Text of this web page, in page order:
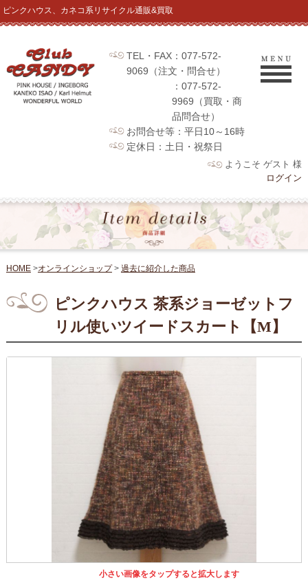
ピンクハウス、カネコ系リサイクル通販&買取
TEL・FAX：077-572-
9069（注文・問合せ）
：077-572-
9969（買取・商
品問合せ）
お問合せ等：平日10～16時
定休日：土日・祝祭日
ようこそ ゲスト 様
ログイン
HOME>オンラインショップ> 過去に紹介した商品
ピンクハウス 茶系ジョーゼットフ
リル使いツイードスカート【M】
小さい画像をタップすると拡大します